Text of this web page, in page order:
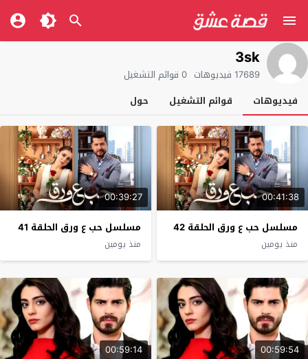
3sk
17689 فيديوهات
0 قوائم التشغيل
فيديوهات
قوائم التشغيل حول
00:41:38
مسلسل حب ع ورق الحلقة 42
منذ يومين
00:39:27
مسلسل حب ع ورق الحلقة 41
منذ يومين
00:59:54
00:59:14